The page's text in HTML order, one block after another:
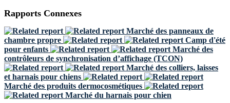
Rapports Connexes
Marché des panneaux de
chambre propre
Camp d'été
pour enfants
Marché des
contrôleurs de synchronisation d’affichage (TCON)
Marché des colliers, laisses
et harnais pour chiens
Marché des produits dermocosmétiques
Marché du harnais pour chien